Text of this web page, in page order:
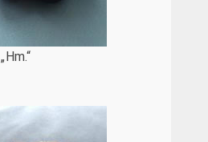
„Hm.“